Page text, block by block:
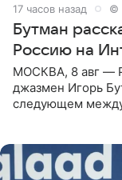
17 часов назад ©
Бутман
Россию на
МОСКВА, 8 авг —
джазмен Игорь
следующем